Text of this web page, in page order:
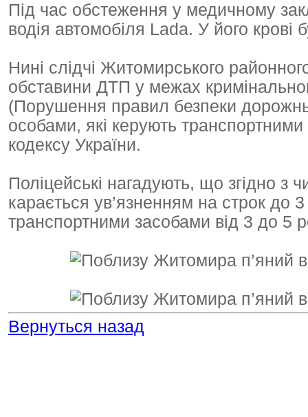
Під час обстеження у медичному
водія автомобіля Lada. У його
Нині слідчі Житомирського
обставини ДТП у межах
(Порушення правил безпеки
особами, які керують транспортними
кодексу України.
Поліцейські нагадують, що згідно з
карається ув’язненням на строк до
транспортними засобами від 3 до 5
Вернуться назад